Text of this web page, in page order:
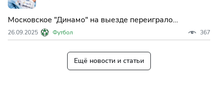
Московское "Динамо" на выезде переиграло
самарские "Крылья Советов" в матче десятого тура
чемпионата России по футболу. Встреча прошла в
26.09.2025 Футбол 367
Ещё новости и статьи